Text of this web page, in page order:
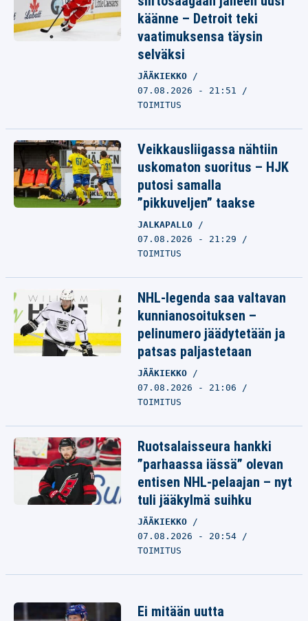
käänne – Detroit teki
vaatimuksensa täysin
selväksi
JÄÄKIEKKO
07.08.2026 - 21:51
TOIMITUS
Veikkausliigassa nähtiin
uskomaton suoritus – HJK
putosi samalla
”pikkuveljen” taakse
JALKAPALLO
07.08.2026 - 21:29
TOIMITUS
NHL-legenda saa valtavan
kunnianosoituksen –
pelinumero jäädytetään ja
patsas paljastetaan
JÄÄKIEKKO
07.08.2026 - 21:06
TOIMITUS
Ruotsalaisseura hankki
”parhaassa iässä” olevan
entisen NHL-pelaajan – nyt
tuli jääkylmä suihku
JÄÄKIEKKO
07.08.2026 - 20:54
TOIMITUS
Ei mitään uutta